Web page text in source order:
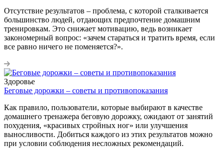
Отсутствие результатов – проблема, с которой сталкивается
большинство людей, отдающих предпочтение домашним
тренировкам. Это снижает мотивацию, ведь возникает
закономерный вопрос: «зачем стараться и тратить время, если
все равно ничего не поменяется?».
Здоровье
Беговые дорожки – советы и противопоказания
Как правило, пользователи, которые выбирают в качестве
домашнего тренажера беговую дорожку, ожидают от занятий
похудения, «красивых стройных ног» или улучшения
выносливости. Добиться каждого из этих результатов можно
при условии соблюдения несложных рекомендаций.